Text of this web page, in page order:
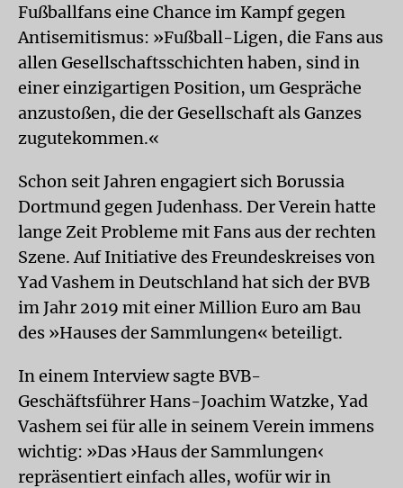
Fußballfans eine Chance im Kampf gegen
Antisemitismus: »Fußball-Ligen, die Fans aus
allen Gesellschaftsschichten haben, sind in
einer einzigartigen Position, um Gespräche
anzustoßen, die der Gesellschaft als Ganzes
zugutekommen.«
Schon seit Jahren engagiert sich Borussia
Dortmund gegen Judenhass. Der Verein hatte
lange Zeit Probleme mit Fans aus der rechten
Szene. Auf Initiative des Freundeskreises von
Yad Vashem in Deutschland hat sich der BVB
im Jahr 2019 mit einer Million Euro am Bau
des »Hauses der Sammlungen« beteiligt.
In einem Interview sagte BVB-
Geschäftsführer Hans-Joachim Watzke, Yad
Vashem sei für alle in seinem Verein immens
wichtig: »Das ›Haus der Sammlungen‹
repräsentiert einfach alles, wofür wir in